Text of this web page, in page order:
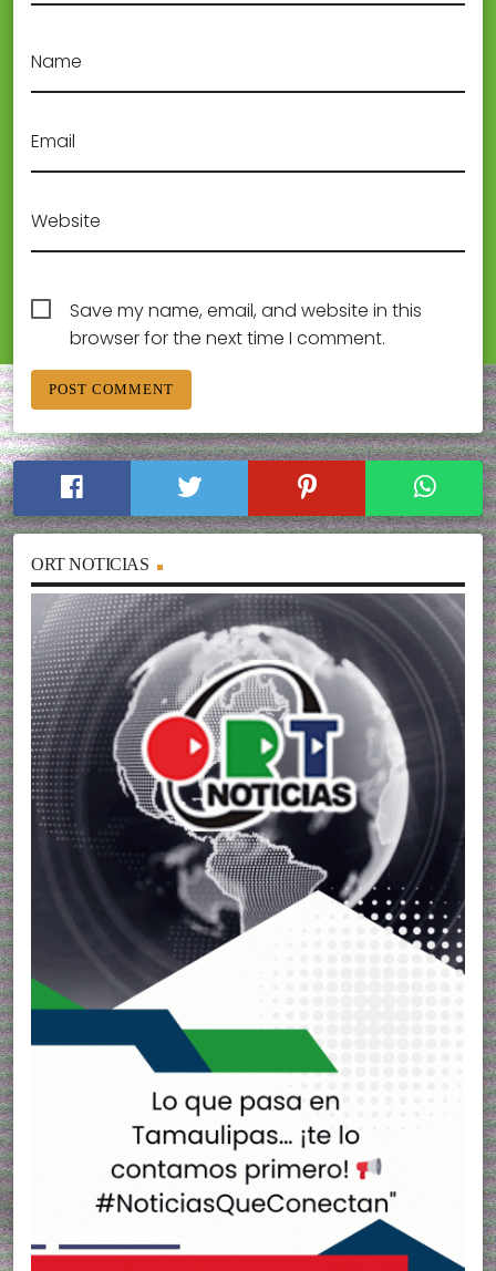
Name
Email
Website
Save my name, email, and website in this
browser for the next time I comment.
ORT NOTICIAS